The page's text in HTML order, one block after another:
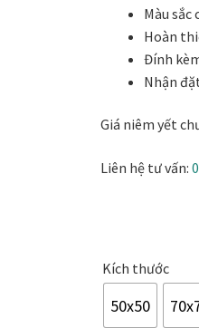
Tranh tặng sếp cao cấp
Tranh treo
Màu
Hoàn
Đính
Nhận
Giá niêm yết
Liên hệ tư vấn:
Kích thước
50x50